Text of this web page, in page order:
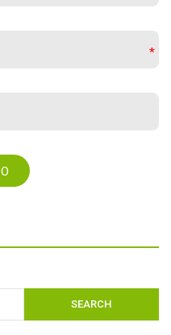
SEARCH
*